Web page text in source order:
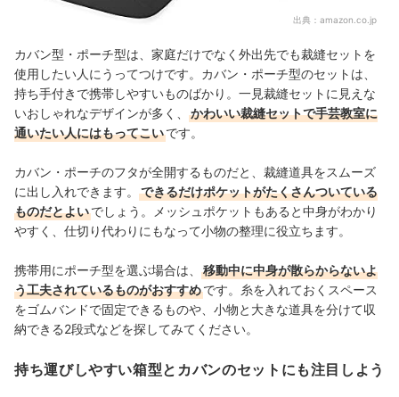
出典： amazon.co.jp
カバン型・ポーチ型は、家庭だけでなく外出先でも裁縫セットを
使用したい人にうってつけです。カバン・ポーチ型のセットは、
持ち手付きで携帯しやすいものばかり。一見裁縫セットに見えな
いおしゃれなデザインが多く、
かわいい裁縫セットで手芸教室に
通いたい人にはもってこいです。
カバン・ポーチのフタが全開するものだと、裁縫道具をスムーズ
に出し入れできます。
できるだけポケットがたくさんついている
ものだとよいでしょう。メッシュポケットもあると中身がわかり
やすく、仕切り代わりにもなって小物の整理に役立ちます。
携帯用にポーチ型を選ぶ場合は、
移動中に中身が散らからないよ
う工夫されているものがおすすめです。糸を入れておくスペース
をゴムバンドで固定できるものや、小物と大きな道具を分けて収
納できる2段式などを探してみてください。
持ち運びしやすい箱型とカバンのセットにも注目しよう